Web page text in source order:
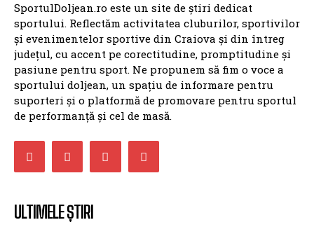
SportulDoljean.ro este un site de știri dedicat
sportului. Reflectăm activitatea cluburilor, sportivilor
și evenimentelor sportive din Craiova și din întreg
județul, cu accent pe corectitudine, promptitudine și
pasiune pentru sport. Ne propunem să fim o voce a
sportului doljean, un spațiu de informare pentru
suporteri și o platformă de promovare pentru sportul
de performanță și cel de masă.
ULTIMELE ȘTIRI